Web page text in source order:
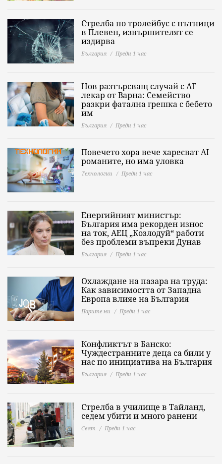
Стрелба по тролейбус с пътници
в Плевен, извършителят се
издирва
България Преди 1 час
Нов разтърсващ случай с АГ
лекар от Варна: Семейство
разкри фатална грешка с бебето
им
България Преди 1 час
Повечето хора вече харесват AI
романите, но има уловка
Технологии Преди 1 час
Енергийният министър:
България има рекорден износ
на ток, АЕЦ „Козлодуй“ работи
без проблеми въпреки Дунав
България Преди 1 час
Охлаждане на пазара на труда:
Как зависимостта от Западна
Европа влияе на България
Парите ни Преди 1 час
Конфликтът в Банско:
Чуждестранните деца са били у
нас по инициатива на България
България Преди 1 час
Стрелба в училище в Тайланд,
седем убити и много ранени
Свят Преди 1 час